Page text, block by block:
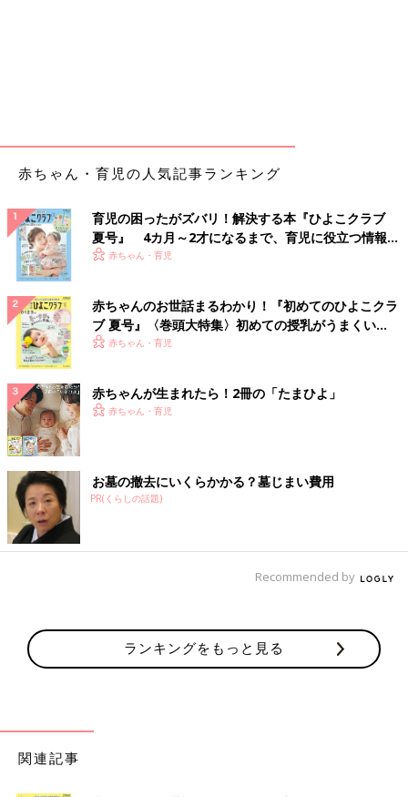
赤ちゃん・育児の人気記事ランキング
育児の困ったがズバリ！解決する本『ひよこクラブ
夏号』 4カ月～2才になるまで、育児に役立つ情報が
いっぱい！
赤ちゃん・育児
赤ちゃんのお世話まるわかり！『初めてのひよこクラ
ブ 夏号』〈巻頭大特集〉初めての授乳がうまくい
く！ おっぱい・ミルクの基本と夏のトラブル 解決テ
赤ちゃん・育児
赤ちゃんが生まれたら！2冊の「たまひよ」
赤ちゃん・育児
お墓の撤去にいくらかかる？墓じまい費用
PR(くらしの話題)
Recommended by
ランキングをもっと見る
関連記事